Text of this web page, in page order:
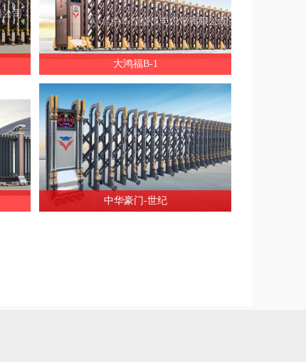
大鸿福B-1
中华豪门-世纪